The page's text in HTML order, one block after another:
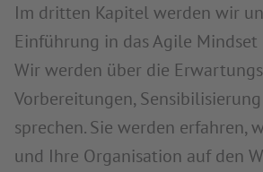
Im dritten Kapitel werden wir
Einführung in das Agile Mindset
Wir werden über die
Vorbereitungen,
sprechen. Sie werden erfahren,
und Ihre Organisation auf den